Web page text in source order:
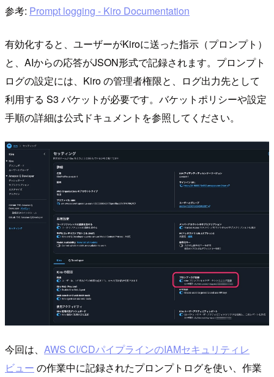
参考: Prompt logging - Kiro Documentation
有効化すると、ユーザーがKiroに送った指示（プロンプト）
と、AIからの応答がJSON形式で記録されます。プロンプト
ログの設定には、Kiro の管理者権限と、ログ出力先として
利用する S3 バケットが必要です。バケットポリシーや設定
手順の詳細は公式ドキュメントを参照してください。
今回は、 AWS CI/CDパイプラインのIAMセキュリティレ
ビュー の作業中に記録されたプロンプトログを使い、作業